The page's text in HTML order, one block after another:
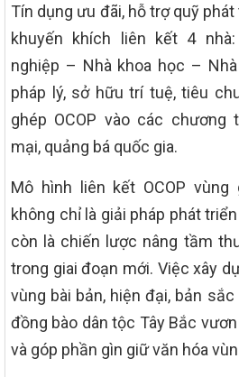
Tín dụng ưu đãi, hỗ trợ quỹ phát
khuyến khích liên kết 4
nghiệp – Nhà khoa học –
pháp lý, sở hữu trí tuệ, tiêu
ghép OCOP vào các chương
mại, quảng bá quốc gia.
Mô hình liên kết OCOP vùng
không chỉ là giải pháp phát
còn là chiến lược nâng tầm
trong giai đoạn mới. Việc xây
vùng bài bản, hiện đại, bản
đồng bào dân tộc Tây Bắc
và góp phần gìn giữ văn hóa